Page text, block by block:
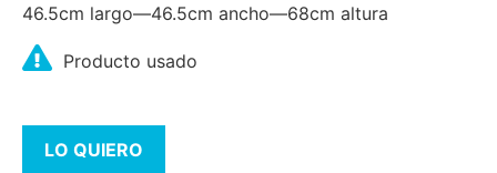
46.5cm largo—46.5cm ancho—68cm altura
Producto usado
LO QUIERO